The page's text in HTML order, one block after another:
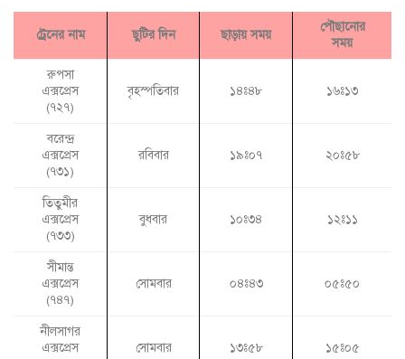
ট্রেনের নাম ছুটির দিন ছাড়ায় সময়
পৌছানোর
সময়
রুপসা
এক্সপ্রেস
(৭২৭)
বৃহস্পতিবার ১৪ঃ৪৮ ১৬ঃ১৩
বরেন্দ্র
এক্সপ্রেস
(৭৩১)
রবিবার ১৯ঃ০৭ ২০ঃ৫৮
তিতুমীর
এক্সপ্রেস
(৭৩৩)
বুধবার ১০ঃ৩৪ ১২ঃ১১
সীমান্ত
এক্সপ্রেস
(৭৪৭)
সোমবার ০৪ঃ৪৩ ০৫ঃ৫০
নীলসাগর
এক্সপ্রেস
সোমবার ১৩ঃ৫৮ ১৫ঃ০৫